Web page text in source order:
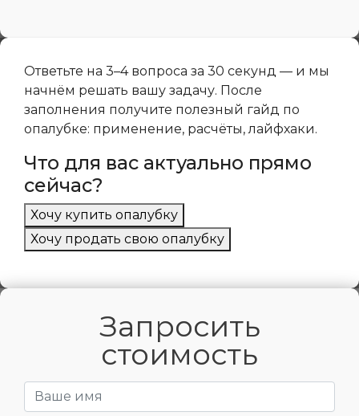
Ответьте на 3–4 вопроса за 30 секунд — и мы
начнём решать вашу задачу. После
заполнения получите полезный гайд по
опалубке: применение, расчёты, лайфхаки.
Что для вас актуально прямо
сейчас?
Хочу купить опалубку
Хочу продать свою опалубку
Запросить
стоимость